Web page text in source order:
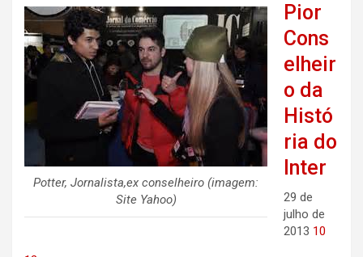
Potter, Jornalista,ex conselheiro (imagem:
Site Yahoo)
Pior
Cons
elheir
o da
Histó
ria do
Inter
29 de
julho de
2013 10